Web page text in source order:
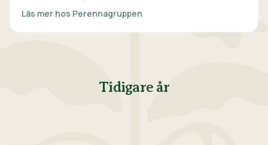
Läs mer hos Perennagruppen
Tidigare år
Blodtopp, Sanguisorba
officinalis 'Tanna'